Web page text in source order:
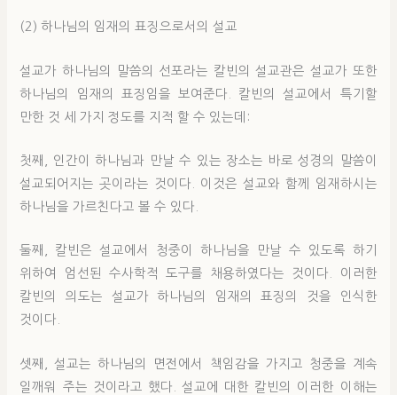
(2) 하나님의 임재의 표징으로서의 설교
설교가 하나님의 말씀의 선포라는 칼빈의 설교관은 설교가 또한
하나님의 임재의 표징임을 보여준다. 칼빈의 설교에서 특기할
만한 것 세 가지 정도를 지적 할 수 있는데:
첫째, 인간이 하나님과 만날 수 있는 장소는 바로 성경의 말씀이
설교되어지는 곳이라는 것이다. 이것은 설교와 함께 임재하시는
하나님을 가르친다고 볼 수 있다.
둘째, 칼빈은 설교에서 청중이 하나님을 만날 수 있도록 하기
위하여 엄선된 수사학적 도구를 채용하였다는 것이다. 이러한
칼빈의 의도는 설교가 하나님의 임재의 표징의 것을 인식한
것이다.
셋째, 설교는 하나님의 면전에서 책임감을 가지고 청중을 계속
일깨워 주는 것이라고 했다. 설교에 대한 칼빈의 이러한 이해는